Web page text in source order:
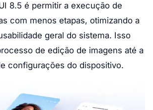
8.5 é permitir a execução de
com menos etapas, otimizando a
geral do sistema. Isso
de edição de imagens até a
configurações do dispositivo.